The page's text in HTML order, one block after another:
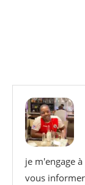
je m'engage
vous